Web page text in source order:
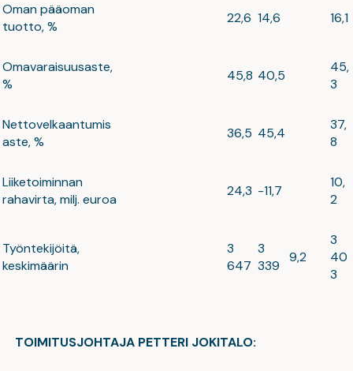
Oman pääoman
tuotto, %
22,6 14,6 16,1
Omavaraisuusaste,
%
45,8 40,5
45,
3
Nettovelkaantumis
aste, %
36,5 45,4
37,
8
Liiketoiminnan
rahavirta, milj. euroa
24,3 -11,7
10,
2
Työntekijöitä,
keskimäärin
3
647
3
339
9,2
3
40
3
TOIMITUSJOHTAJA PETTERI JOKITALO: